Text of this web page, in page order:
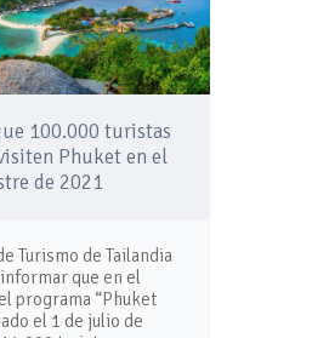
100.000 turistas
Phuket en el
de 2021
Turismo de Tailandia
informar que en el
programa “Phuket
el 1 de julio de